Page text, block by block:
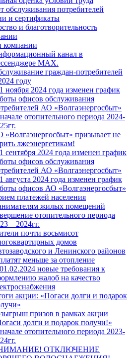
обслуживания потребителей
и сертификаты
и благотворительность
компании
канал в
MAX.
граждан-потребителей
году
ноября 2024 года изменен график
офисов обслуживания
АО «Волгаэнергосбыт»
отопительного периода 2024-
«Волгаэнергосбыт» призывает не
лжеэнергетикам!
сентября 2024 года изменен график
офисов обслуживания
АО «Волгаэнергосбыт»
августа 2024 года изменен график
офисов АО «Волгаэнергосбыт»
платежей населения
жилых помещений
отопительного периода
– 2024гг.
почти восьмисот
домов
и Ленинского районов
меньше за отопление
новые требования к
жалоб на качество
акции: «Погаси долги и подарок
призов в рамках акции
долги и подарок получи!»
отопительного периода 2023-
ОТКЛЮЧЕНИЕ